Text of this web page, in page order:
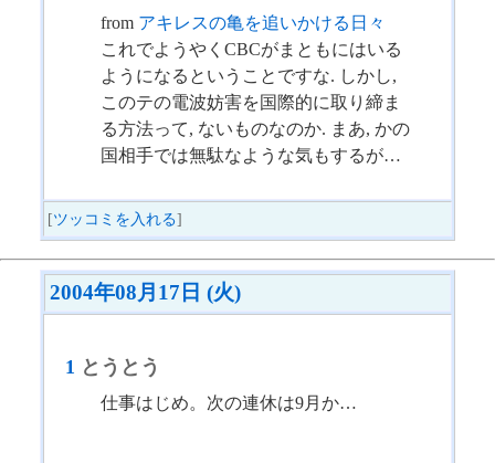
from アキレスの亀を追いかける日々
これでようやくCBCがまともにはいる
ようになるということですな. しかし,
このテの電波妨害を国際的に取り締ま
る方法って, ないものなのか. まあ, かの
国相手では無駄なような気もするが…
[ツッコミを入れる]
2004年08月17日 (火)
1 とうとう
仕事はじめ。次の連休は9月か…